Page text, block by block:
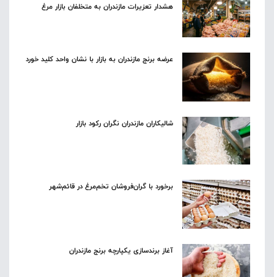
هشدار تعزیرات مازندران به متخلفان بازار مرغ
عرضه برنج مازندران به بازار با نشان واحد کلید خورد
شالیکاران مازندران نگران رکود بازار
برخورد با گران‌فروشان تخم‌مرغ در قائم‌شهر
آغاز برندسازی یکپارچه برنج مازندران